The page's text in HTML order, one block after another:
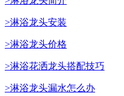
>淋浴龙头安装
>淋浴龙头价格
>淋浴花洒龙头搭配技巧
>淋浴龙头漏水怎么办